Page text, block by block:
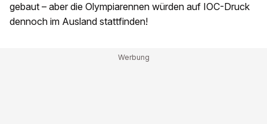
gebaut – aber die Olympiarennen würden auf IOC-Druck
dennoch im Ausland stattfinden!